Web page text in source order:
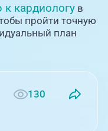
к кардиологув
пройти точную
план
130